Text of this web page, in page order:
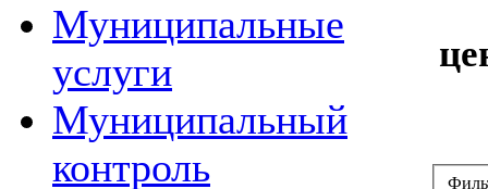
Муниципальные
услуги
Муниципальный
контроль